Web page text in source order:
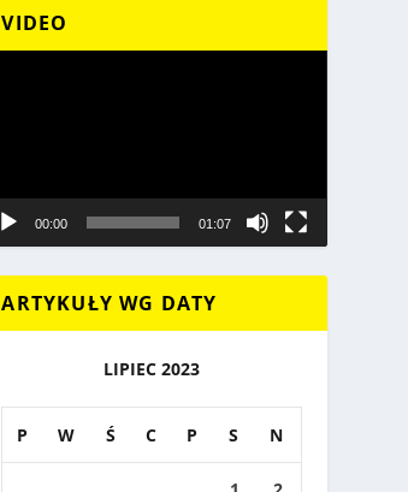
VIDEO
00:00 01:07
ARTYKUŁY WG DATY
LIPIEC 2023
P W Ś C P S N